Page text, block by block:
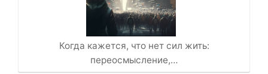
Когда кажется, что нет сил жить:
переосмысление,…